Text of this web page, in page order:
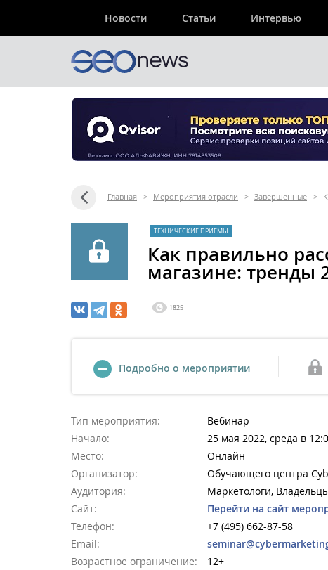
Новости Статьи Интервью
Главная > Мероприятия отрасли > Завершенные >
ТЕХНИЧЕСКИЕ ПРИЕМЫ
Как правильно
магазине: тренды
1825
Подробно о мероприятии
Тип мероприятия:
Вебинар
Начало:
25 мая 2022, среда в
Место:
Онлайн
Организатор:
Обучающего центра
Аудитория:
Маркетологи,
Сайт:
Перейти на сайт
Телефон:
+7 (495) 662-87-58
Email:
Возрастное ограничение:
12+